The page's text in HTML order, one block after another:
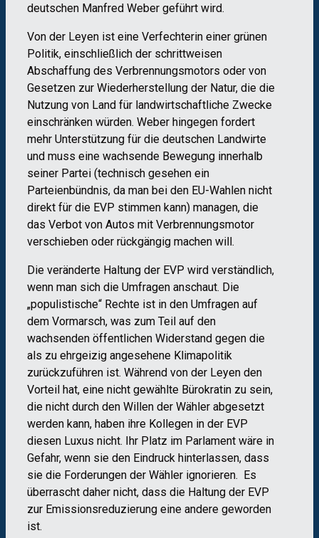
deutschen Manfred Weber geführt wird.
Von der Leyen ist eine Verfechterin einer grünen
Politik, einschließlich der schrittweisen
Abschaffung des Verbrennungsmotors oder von
Gesetzen zur Wiederherstellung der Natur, die die
Nutzung von Land für landwirtschaftliche Zwecke
einschränken würden. Weber hingegen fordert
mehr Unterstützung für die deutschen Landwirte
und muss eine wachsende Bewegung innerhalb
seiner Partei (technisch gesehen ein
Parteienbündnis, da man bei den EU-Wahlen nicht
direkt für die EVP stimmen kann) managen, die
das Verbot von Autos mit Verbrennungsmotor
verschieben oder rückgängig machen will.
Die veränderte Haltung der EVP wird verständlich,
wenn man sich die Umfragen anschaut. Die
„populistische“ Rechte ist in den Umfragen auf
dem Vormarsch, was zum Teil auf den
wachsenden öffentlichen Widerstand gegen die
als zu ehrgeizig angesehene Klimapolitik
zurückzuführen ist. Während von der Leyen den
Vorteil hat, eine nicht gewählte Bürokratin zu sein,
die nicht durch den Willen der Wähler abgesetzt
werden kann, haben ihre Kollegen in der EVP
diesen Luxus nicht. Ihr Platz im Parlament wäre in
Gefahr, wenn sie den Eindruck hinterlassen, dass
sie die Forderungen der Wähler ignorieren. Es
überrascht daher nicht, dass die Haltung der EVP
zur Emissionsreduzierung eine andere geworden
ist.